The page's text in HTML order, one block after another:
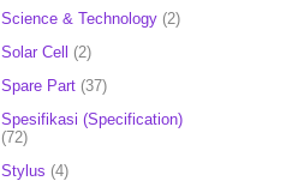
Science & Technology (2)
Solar Cell (2)
Spare Part (37)
Spesifikasi (Specification)
(72)
Stylus (4)